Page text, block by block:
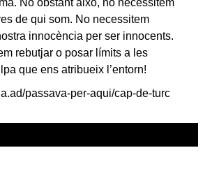
No obstant això, no necessitem
de qui som. No necessitem
innocència per ser innocents.
rebutjar o posar límits a les
que ens atribueix l’entorn!
passava-per-aqui/cap-de-turc